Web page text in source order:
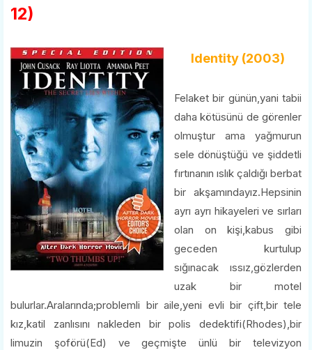
12)
Identity (2003)
Felaket bir günün,yani tabii
daha kötüsünü de görenler
olmuştur ama yağmurun
sele dönüştüğü ve şiddetli
fırtınanın ıslık çaldığı berbat
bir akşamındayız.Hepsinin
ayrı ayrı hikayeleri ve sırları
olan on kişi,kabus gibi
geceden kurtulup
sığınacak ıssız,gözlerden
uzak bir motel
bulurlar.Aralarında;problemli bir aile,yeni evli bir çift,bir tele
kız,katil zanlısını nakleden bir polis dedektifi(Rhodes),bir
limuzin şoförü(Ed) ve geçmişte ünlü bir televizyon